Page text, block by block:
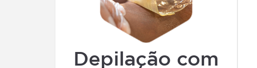
Depilação com